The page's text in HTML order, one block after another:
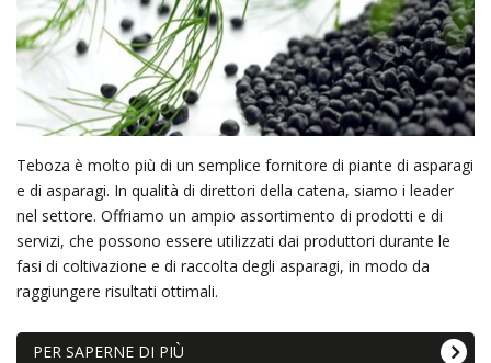
Teboza è molto più di un semplice fornitore di piante di asparagi
e di asparagi. In qualità di direttori della catena, siamo i leader
nel settore. Offriamo un ampio assortimento di prodotti e di
servizi, che possono essere utilizzati dai produttori durante le
fasi di coltivazione e di raccolta degli asparagi, in modo da
raggiungere risultati ottimali.
PER SAPERNE DI PIÙ